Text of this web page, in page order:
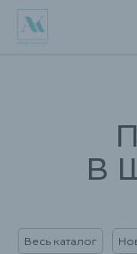
В
Весь каталог